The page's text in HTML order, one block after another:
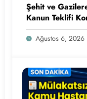
Şehit ve
Kanun Teklifi
Düzenlemenin
Ağustos 6, 2026